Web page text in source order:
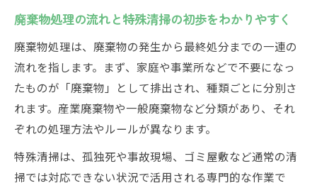
廃棄物処理の流れと特殊清掃の初歩をわかりやすく
廃棄物処理は、廃棄物の発生から最終処分までの一連の
流れを指します。まず、家庭や事業所などで不要になっ
たものが「廃棄物」として排出され、種類ごとに分別さ
れます。産業廃棄物や一般廃棄物など分類があり、それ
ぞれの処理方法やルールが異なります。
特殊清掃は、孤独死や事故現場、ゴミ屋敷など通常の清
掃では対応できない状況で活用される専門的な作業で